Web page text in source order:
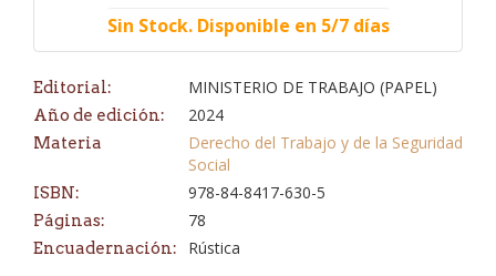
Sin Stock. Disponible en 5/7 días
Editorial: MINISTERIO DE TRABAJO (PAPEL)
Año de edición: 2024
Materia
Derecho del Trabajo y de la Seguridad
Social
ISBN: 978-84-8417-630-5
Páginas: 78
Encuadernación: Rústica